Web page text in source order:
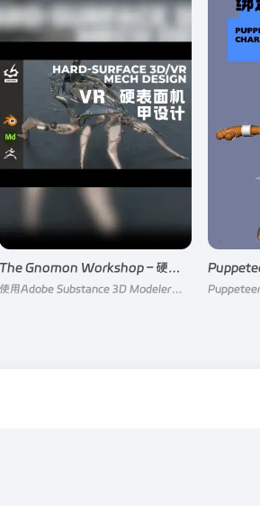
The Gnomon Workshop – 硬表面3D/VR机甲设计
使用Adobe Substance 3D Modeler在VR中设计和雕刻概念机甲